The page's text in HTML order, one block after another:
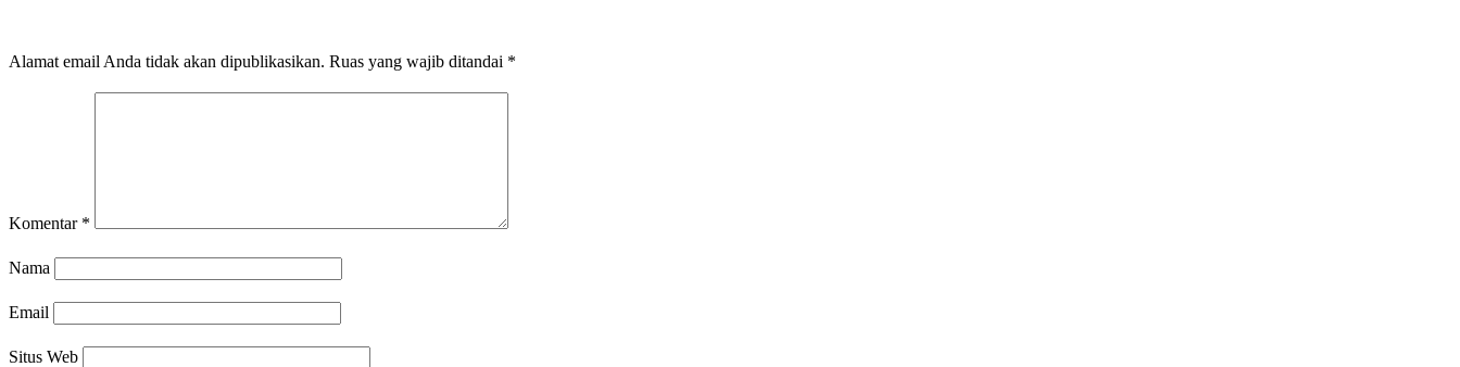
Alamat email Anda tidak akan dipublikasikan. Ruas yang wajib ditandai *
Komentar *
Nama
Email
Situs Web